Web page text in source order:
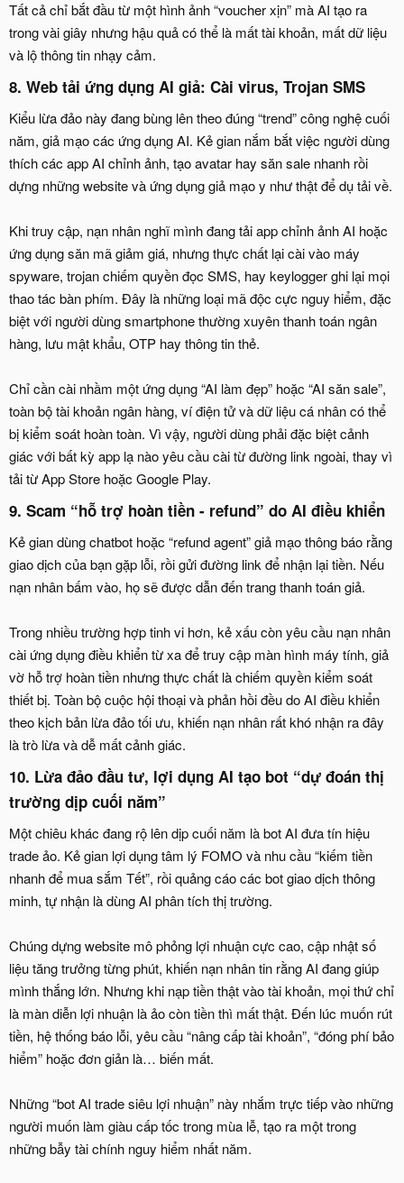
Tất cả chỉ bắt đầu từ một hình ảnh “voucher xịn” mà AI tạo ra
trong vài giây nhưng hậu quả có thể là mất tài khoản, mất dữ liệu
và lộ thông tin nhạy cảm.
8. Web tải ứng dụng AI giả: Cài virus, Trojan SMS​
Kiểu lừa đảo này đang bùng lên theo đúng “trend” công nghệ cuối
năm, giả mạo các ứng dụng AI. Kẻ gian nắm bắt việc người dùng
thích các app AI chỉnh ảnh, tạo avatar hay săn sale nhanh rồi
dựng những website và ứng dụng giả mạo y như thật để dụ tải về.
Khi truy cập, nạn nhân nghĩ mình đang tải app chỉnh ảnh AI hoặc
ứng dụng săn mã giảm giá, nhưng thực chất lại cài vào máy
spyware, trojan chiếm quyền đọc SMS, hay keylogger ghi lại mọi
thao tác bàn phím. Đây là những loại mã độc cực nguy hiểm, đặc
biệt với người dùng smartphone thường xuyên thanh toán ngân
hàng, lưu mật khẩu, OTP hay thông tin thẻ.
Chỉ cần cài nhầm một ứng dụng “AI làm đẹp” hoặc “AI săn sale”,
toàn bộ tài khoản ngân hàng, ví điện tử và dữ liệu cá nhân có thể
bị kiểm soát hoàn toàn. Vì vậy, người dùng phải đặc biệt cảnh
giác với bất kỳ app lạ nào yêu cầu cài từ đường link ngoài, thay vì
tải từ App Store hoặc Google Play.
9. Scam “hỗ trợ hoàn tiền - refund” do AI điều khiển​
Kẻ gian dùng chatbot hoặc “refund agent” giả mạo thông báo rằng
giao dịch của bạn gặp lỗi, rồi gửi đường link để nhận lại tiền. Nếu
nạn nhân bấm vào, họ sẽ được dẫn đến trang thanh toán giả.
Trong nhiều trường hợp tinh vi hơn, kẻ xấu còn yêu cầu nạn nhân
cài ứng dụng điều khiển từ xa để truy cập màn hình máy tính, giả
vờ hỗ trợ hoàn tiền nhưng thực chất là chiếm quyền kiểm soát
thiết bị. Toàn bộ cuộc hội thoại và phản hồi đều do AI điều khiển
theo kịch bản lừa đảo tối ưu, khiến nạn nhân rất khó nhận ra đây
là trò lừa và dễ mất cảnh giác.
10. Lừa đảo đầu tư, lợi dụng AI tạo bot “dự đoán thị
trường dịp cuối năm”​
Một chiêu khác đang rộ lên dịp cuối năm là bot AI đưa tín hiệu
trade ảo. Kẻ gian lợi dụng tâm lý FOMO và nhu cầu “kiếm tiền
nhanh để mua sắm Tết”, rồi quảng cáo các bot giao dịch thông
minh, tự nhận là dùng AI phân tích thị trường.
Chúng dựng website mô phỏng lợi nhuận cực cao, cập nhật số
liệu tăng trưởng từng phút, khiến nạn nhân tin rằng AI đang giúp
mình thắng lớn. Nhưng khi nạp tiền thật vào tài khoản, mọi thứ chỉ
là màn diễn lợi nhuận là ảo còn tiền thì mất thật. Đến lúc muốn rút
tiền, hệ thống báo lỗi, yêu cầu “nâng cấp tài khoản”, “đóng phí bảo
hiểm” hoặc đơn giản là… biến mất.
Những “bot AI trade siêu lợi nhuận” này nhắm trực tiếp vào những
người muốn làm giàu cấp tốc trong mùa lễ, tạo ra một trong
những bẫy tài chính nguy hiểm nhất năm.